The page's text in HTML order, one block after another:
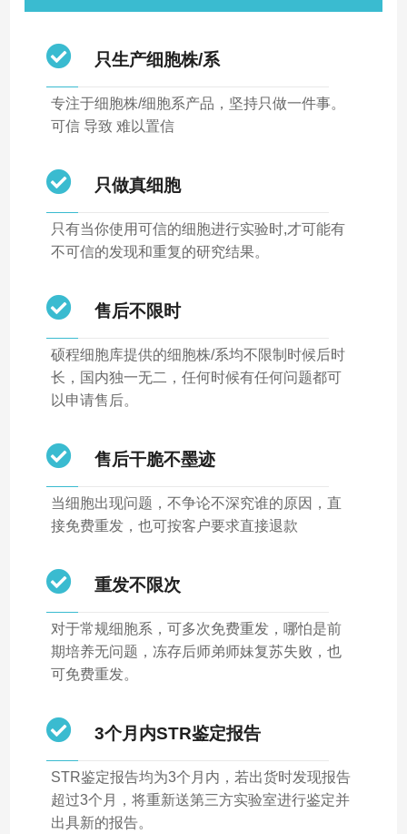
只生产细胞株/系
专注于细胞株/细胞系产品，坚持只做一件事。
可信 导致 难以置信
只做真细胞
只有当你使用可信的细胞进行实验时,才可能有
不可信的发现和重复的研究结果。
售后不限时
硕程细胞库提供的细胞株/系均不限制时候后时
长，国内独一无二，任何时候有任何问题都可
以申请售后。
售后干脆不墨迹
当细胞出现问题，不争论不深究谁的原因，直
接免费重发，也可按客户要求直接退款
重发不限次
对于常规细胞系，可多次免费重发，哪怕是前
期培养无问题，冻存后师弟师妹复苏失败，也
可免费重发。
3个月内STR鉴定报告
STR鉴定报告均为3个月内，若出货时发现报告
超过3个月，将重新送第三方实验室进行鉴定并
出具新的报告。